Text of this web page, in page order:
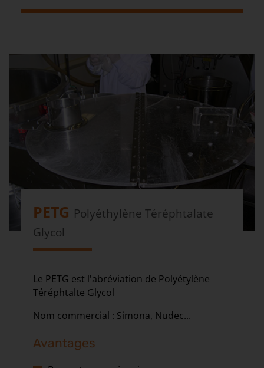
PETG Polyéthylène Téréphtalate
Glycol
Le PETG est l'abréviation de Polyétylène
Téréphtalte Glycol
Nom commercial : Simona, Nudec...
Avantages